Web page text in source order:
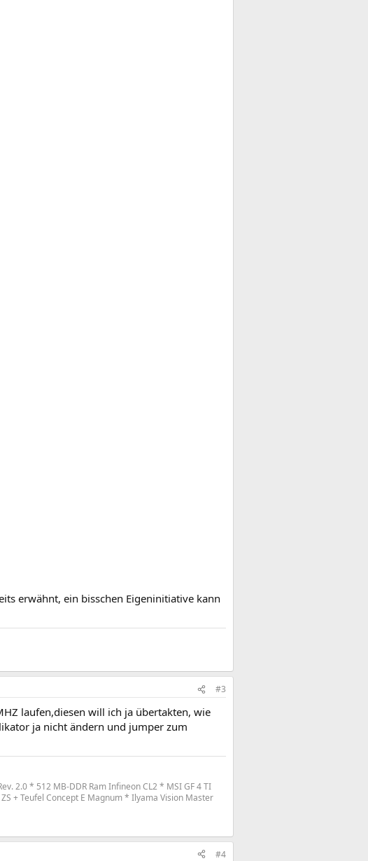
erwähnt, ein bisschen Eigeninitiative kann
#3
laufen,diesen will ich ja übertakten, wie
ja nicht ändern und jumper zum
2.0 * 512 MB-DDR Ram Infineon CL2 * MSI GF 4 TI
+ Teufel Concept E Magnum * Ilyama Vision Master
#4